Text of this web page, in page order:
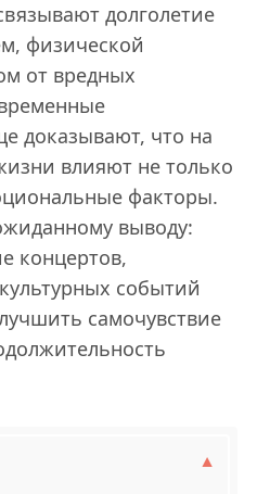
долголетие
физической
от вредных
доказывают, что на
влияют не только
факторы.
выводу:
концертов,
событий
самочувствие